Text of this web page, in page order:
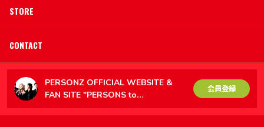
STORE
CONTACT
PERSONZ OFFICIAL WEBSITE &
FAN SITE "PERSONS to
PERSONZ（PtoP）"
会員登録